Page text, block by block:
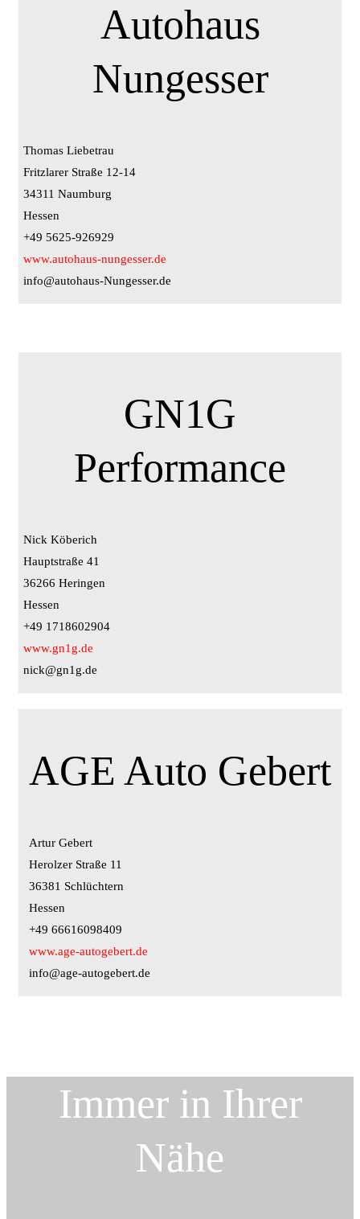
Autohaus
Nungesser
Thomas Liebetrau
Fritzlarer Straße 12-14
34311 Naumburg
Hessen
+49 5625-926929
www.autohaus-nungesser.de
info@autohaus-Nungesser.de
GN1G
Performance
Nick Köberich
Hauptstraße 41
36266 Heringen
Hessen
+49 1718602904
www.gn1g.de
nick@gn1g.de
AGE Auto Gebert
Artur Gebert
Herolzer Straße 11
36381 Schlüchtern
Hessen
+49 66616098409
www.age-autogebert.de
info@age-autogebert.de
Immer in Ihrer
Nähe